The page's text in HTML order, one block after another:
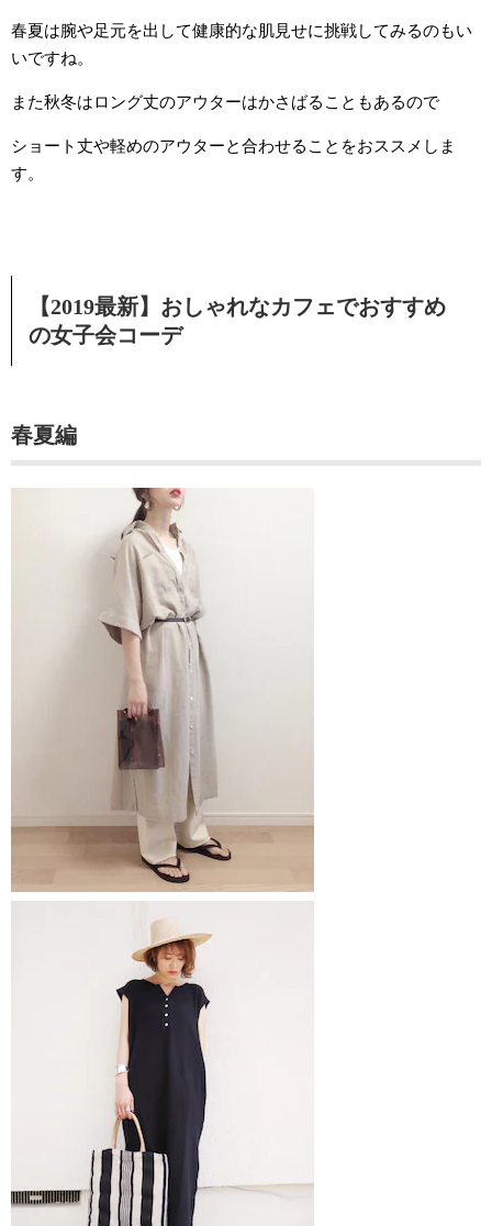
春夏は腕や足元を出して健康的な肌見せに挑戦してみるのもい
いですね。
また秋冬はロング丈のアウターはかさばることもあるので
ショート丈や軽めのアウターと合わせることをおススメしま
す。
【2019最新】おしゃれなカフェでおすすめ
の女子会コーデ
春夏編